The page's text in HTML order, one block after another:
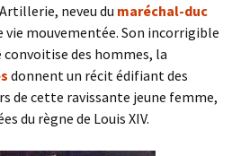
neveu du maréchal-duc
vie mouvementée. Son incorrigible
des hommes, la
donnent un récit édifiant des
de cette ravissante jeune femme,
du règne de Louis XIV.